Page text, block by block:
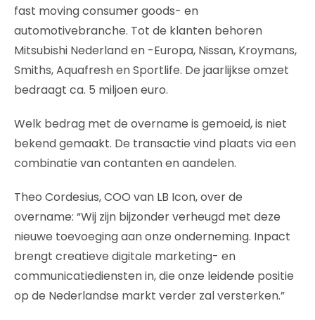
fast moving consumer goods- en
automotivebranche. Tot de klanten behoren
Mitsubishi Nederland en -Europa, Nissan, Kroymans,
Smiths, Aquafresh en Sportlife. De jaarlijkse omzet
bedraagt ca. 5 miljoen euro.
Welk bedrag met de overname is gemoeid, is niet
bekend gemaakt. De transactie vind plaats via een
combinatie van contanten en aandelen.
Theo Cordesius, COO van LB Icon, over de
overname: “Wij zijn bijzonder verheugd met deze
nieuwe toevoeging aan onze onderneming. Inpact
brengt creatieve digitale marketing- en
communicatiediensten in, die onze leidende positie
op de Nederlandse markt verder zal versterken.”